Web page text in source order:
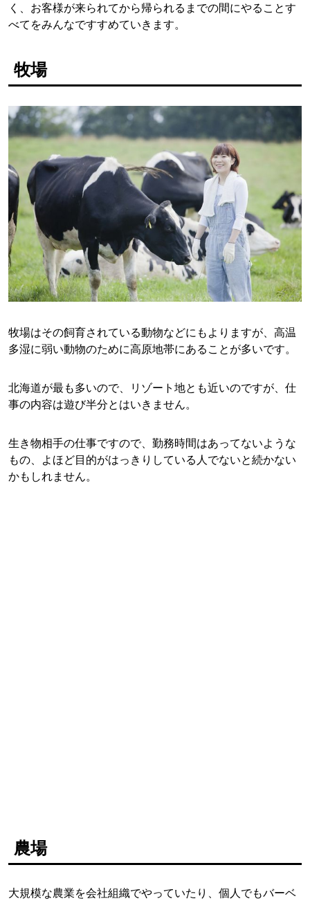
く、お客様が来られてから帰られるまでの間にやることす
べてをみんなですすめていきます。
牧場
牧場はその飼育されている動物などにもよりますが、高温
多湿に弱い動物のために高原地帯にあることが多いです。
北海道が最も多いので、リゾート地とも近いのですが、仕
事の内容は遊び半分とはいきません。
生き物相手の仕事ですので、勤務時間はあってないような
もの、よほど目的がはっきりしている人でないと続かない
かもしれません。
農場
大規模な農業を会社組織でやっていたり、個人でもバーベ